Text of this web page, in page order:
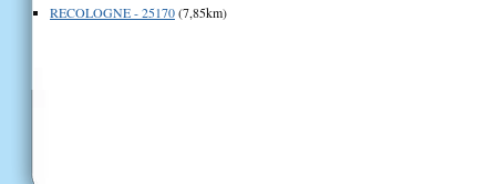
RECOLOGNE - 25170(7,85km)